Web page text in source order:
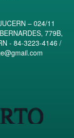
– 024/11
779B,
- 84-3223-4146 /